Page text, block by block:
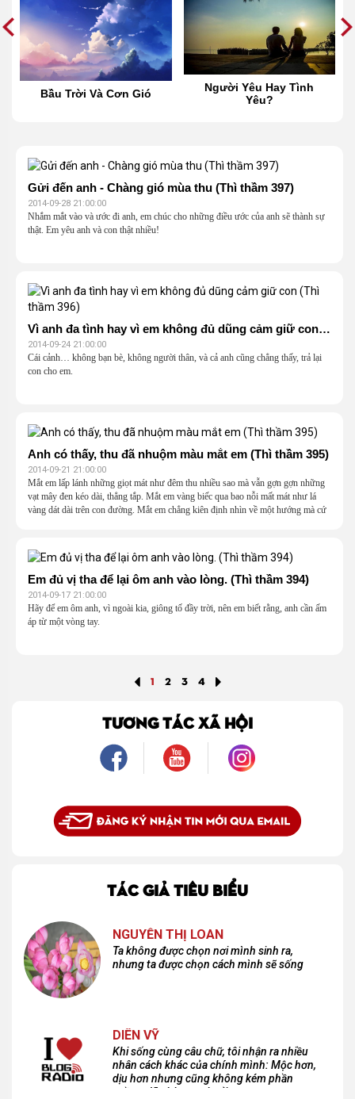
Bầu Trời Và Cơn Gió
Người Yêu Hay Tình
Yêu?
Gửi đến anh - Chàng gió mùa thu (Thì thầm 397)
2014-09-28 21:00:00
Nhắm mắt vào và ước đi anh, em chúc cho những điều ước của anh sẽ thành sự
thật. Em yêu anh và con thật nhiều!
Vì anh đa tình hay vì em không đủ dũng cảm giữ con (Thì thầm 396)
2014-09-24 21:00:00
Cái cảnh… không bạn bè, không người thân, và cả anh cũng chẳng thấy, trả lại
con cho em.
Anh có thấy, thu đã nhuộm màu mắt em (Thì thầm 395)
2014-09-21 21:00:00
Mắt em lấp lánh những giọt mát như đêm thu nhiều sao mà vẫn gợn gợn những
vạt mây đen kéo dài, thẳng tắp. Mắt em vàng biếc qua bao nỗi mất mát như lá
vàng dát dài trên con đường. Mắt em chẳng kiên định nhìn về một hướng mà cứ
anh!
Em đủ vị tha để lại ôm anh vào lòng. (Thì thầm 394)
2014-09-17 21:00:00
Hãy để em ôm anh, vì ngoài kia, giông tố đầy trời, nên em biết rằng, anh cần ấm
áp từ một vòng tay.
1 2 3 4
TƯƠNG TÁC XÃ HỘI
TÁC GIẢ TIÊU BIỂU
NGUYỄN THỊ LOAN
Ta không được chọn nơi mình sinh ra,
nhưng ta được chọn cách mình sẽ sống
DIÊN VỸ
Khi sống cùng câu chữ, tôi nhận ra nhiều
nhân cách khác của chính mình: Mộc hơn,
dịu hơn nhưng cũng không kém phần
cuồng dã và hoang hoải...